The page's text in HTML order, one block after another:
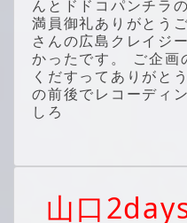
んとドドコパンチラ
満員御礼ありがとう
さんの広島クレイジ
かったです。 ご企画
くだすってありがと
の前後でレコーディ
しろ
山口